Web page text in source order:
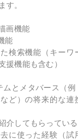
す。
画機能
能
検索機能（キーワ
援機能も含む）
ムとメタバース（例
ど）の将来的な連
介してもらっている
に使った経験（試